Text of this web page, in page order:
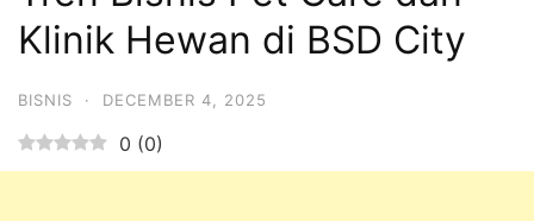
Klinik Hewan di BSD City
BISNIS · DECEMBER 4, 2025
0 (0)